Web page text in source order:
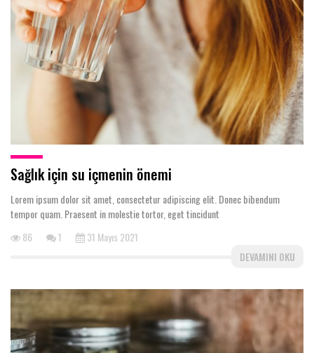
Sağlık için su içmenin önemi
Lorem ipsum dolor sit amet, consectetur adipiscing elit. Donec bibendum
tempor quam. Praesent in molestie tortor, eget tincidunt
86
1
31 Mayıs 2021
DEVAMINI OKU